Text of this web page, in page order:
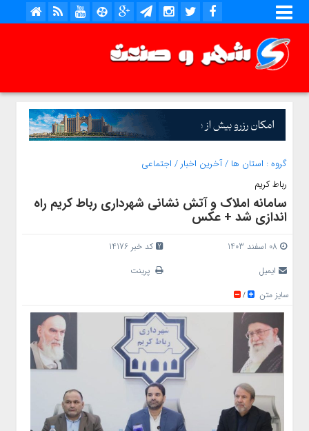
گروه : استان ها /آخرین اخبار / اجتماعی
رباط کریم
سامانه املاک و آتش نشانی شهرداری رباط کریم راه
اندازی شد + عکس
08 اسفند 1403
کد خبر 14176
ایمیل
پرینت
سایز متن
/